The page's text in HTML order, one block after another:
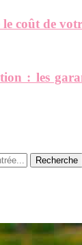
coût de
: les